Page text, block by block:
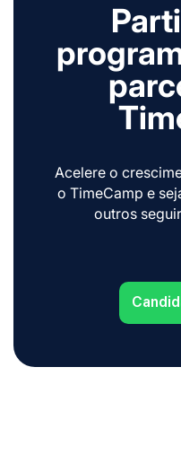
Acelere o
o TimeCamp e
outros